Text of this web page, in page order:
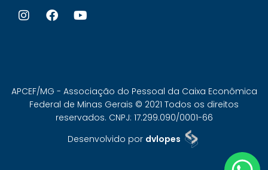
APCEF/MG - Associação do Pessoal da Caixa Econômica
Federal de Minas Gerais © 2021 Todos os direitos
reservados. CNPJ: 17.299.090/0001-66
Desenvolvido por dvlopes